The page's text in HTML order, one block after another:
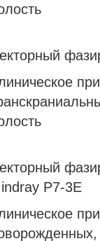
P7-3E